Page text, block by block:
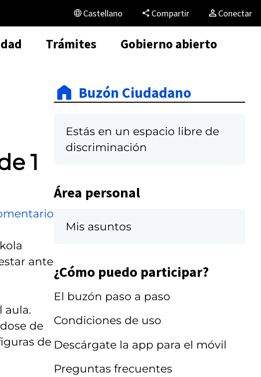
Castellano Compartir Conectar
Trámites Gobierno abierto
1
ante
aula.
de
de
Buzón Ciudadano
Estás en un espacio libre de
discriminación
Área personal
Mis asuntos
¿Cómo puedo participar?
El buzón paso a paso
Condiciones de uso
Descárgate la app para el móvil
Preguntas frecuentes